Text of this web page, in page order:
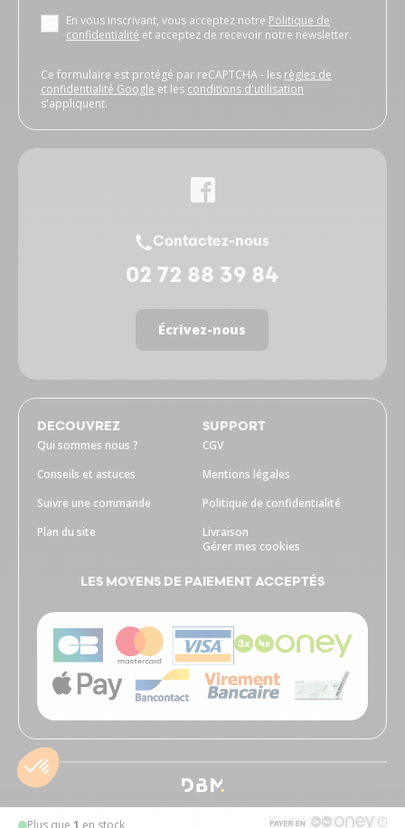
Plus que 1 en stock
En vous inscrivant, vous acceptez notre Politique de
confidentialité et acceptez de recevoir notre newsletter.
Ce formulaire est protégé par reCAPTCHA - les règles de
confidentialité Google et les conditions d'utilisation
s'appliquent.
Contactez-nous
02 72 88 39 84
Écrivez-nous
DECOUVREZ
Qui sommes nous ?
Conseils et astuces
Suivre une commande
Plan du site
SUPPORT
CGV
Mentions légales
Politique de confidentialité
Livraison
Gérer mes cookies
LES MOYENS DE PAIEMENT ACCEPTÉS